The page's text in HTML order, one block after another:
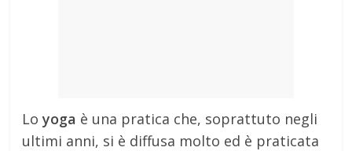
Lo yoga è una pratica che, soprattuto negli
ultimi anni, si è diffusa molto ed è praticata